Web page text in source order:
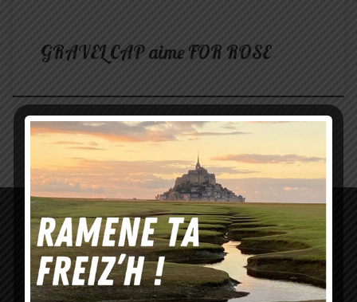
GRAVEL CAP aime FOR ROSE
Citation au hasard